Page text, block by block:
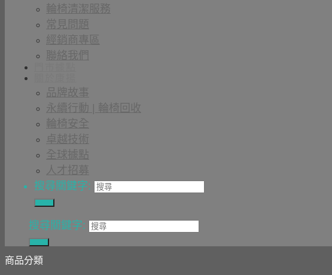
輪椅清潔服務
常見問題
經銷商專區
聯絡我們
品牌故事
永續行動 | 輪椅回收
輪椅安全
卓越技術
全球據點
人才招募
搜尋關鍵字:
搜尋關鍵字:
商品分類